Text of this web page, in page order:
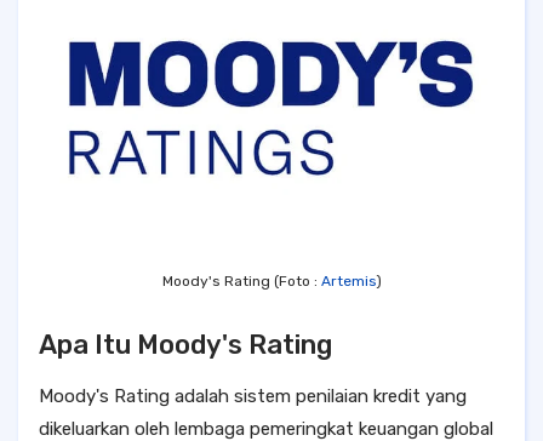
Moody's Rating (Foto : Artemis)
Apa Itu Moody's Rating
Moody's Rating adalah sistem penilaian kredit yang
dikeluarkan oleh lembaga pemeringkat keuangan global